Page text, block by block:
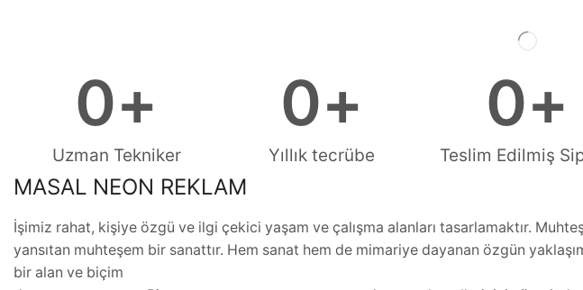
Uzman Tekniker
0+
Yıllık tecrübe
0+
Teslim Edilmiş
0+
MASAL NEON REKLAM
İşimiz rahat, kişiye özgü ve ilgi çekici yaşam ve çalışma alanları tasarlamaktır.
yansıtan muhteşem bir sanattır. Hem sanat hem de mimariye dayanan özgün
bir alan ve biçim